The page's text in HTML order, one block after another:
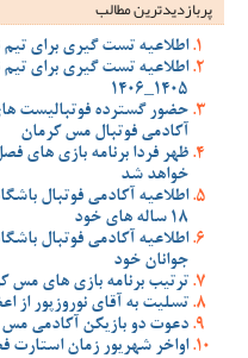
پربازدیدترین‌ مطالب
اطلاعیه تست گیری برای تیم
اطلاعیه تست گیری برای
1405_1406
حضور گسترده فوتبالیست
آکادمی فوتبال مس کرمان
ظهر فردا برنامه بازی
خواهد شد
اطلاعیه آکادمی فوتبال
18 ساله های خود
اطلاعیه آکادمی فوتبال
جوانان خود
ترتیب برنامه بازی های
تسلیت به آقای نوروزپور
دعوت دو بازیکن آکادمی مس
اواخر شهریور زمان